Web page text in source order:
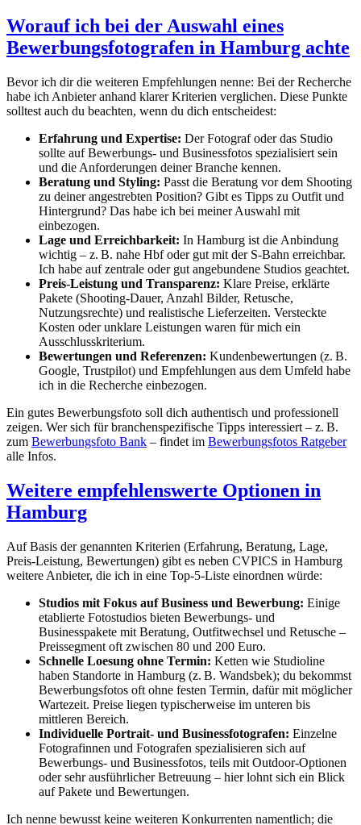
Worauf ich bei der Auswahl eines
Bewerbungsfotografen in Hamburg achte
Bevor ich dir die weiteren Empfehlungen nenne: Bei der Recherche
habe ich Anbieter anhand klarer Kriterien verglichen. Diese Punkte
solltest auch du beachten, wenn du dich entscheidest:
Erfahrung und Expertise: Der Fotograf oder das Studio
sollte auf Bewerbungs- und Businessfotos spezialisiert sein
und die Anforderungen deiner Branche kennen.
Beratung und Styling: Passt die Beratung vor dem Shooting
zu deiner angestrebten Position? Gibt es Tipps zu Outfit und
Hintergrund? Das habe ich bei meiner Auswahl mit
einbezogen.
Lage und Erreichbarkeit: In Hamburg ist die Anbindung
wichtig – z. B. nahe Hbf oder gut mit der S-Bahn erreichbar.
Ich habe auf zentrale oder gut angebundene Studios geachtet.
Preis-Leistung und Transparenz: Klare Preise, erklärte
Pakete (Shooting-Dauer, Anzahl Bilder, Retusche,
Nutzungsrechte) und realistische Lieferzeiten. Versteckte
Kosten oder unklare Leistungen waren für mich ein
Ausschlusskriterium.
Bewertungen und Referenzen: Kundenbewertungen (z. B.
Google, Trustpilot) und Empfehlungen aus dem Umfeld habe
ich in die Recherche einbezogen.
Ein gutes Bewerbungsfoto soll dich authentisch und professionell
zeigen. Wer sich für branchenspezifische Tipps interessiert – z. B.
zum Bewerbungsfoto Bank – findet im Bewerbungsfotos Ratgeber
alle Infos.
Weitere empfehlenswerte Optionen in
Hamburg
Auf Basis der genannten Kriterien (Erfahrung, Beratung, Lage,
Preis-Leistung, Bewertungen) gibt es neben CVPICS in Hamburg
weitere Anbieter, die ich in eine Top-5-Liste einordnen würde:
Studios mit Fokus auf Business und Bewerbung: Einige
etablierte Fotostudios bieten Bewerbungs- und
Businesspakete mit Beratung, Outfitwechsel und Retusche –
Preissegment oft zwischen 80 und 200 Euro.
Schnelle Loesung ohne Termin: Ketten wie Studioline
haben Standorte in Hamburg (z. B. Wandsbek); du bekommst
Bewerbungsfotos oft ohne festen Termin, dafür mit möglicher
Wartezeit. Preise liegen typischerweise im unteren bis
mittleren Bereich.
Individuelle Portrait- und Businessfotografen: Einzelne
Fotografinnen und Fotografen spezialisieren sich auf
Bewerbungs- und Businessfotos, teils mit Outdoor-Optionen
oder sehr ausführlicher Betreuung – hier lohnt sich ein Blick
auf Pakete und Bewertungen.
Ich nenne bewusst keine weiteren Konkurrenten namentlich; die